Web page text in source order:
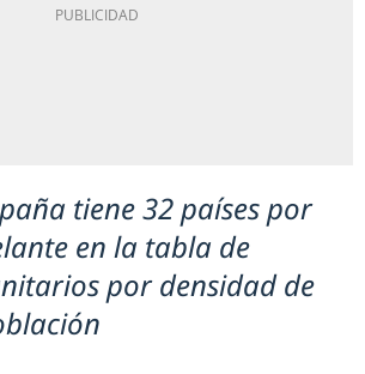
tiene 32 países por
en la tabla de
por densidad de